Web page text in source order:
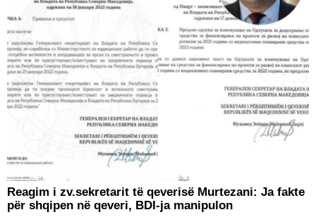
Reagim i zv.sekretarit të qeverisë Murtezani: Ja fakte
për shqipen në qeveri, BDI-ja manipulon